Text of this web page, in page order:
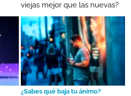
viejas mejor que las nuevas?
¿Sabes qué baja tu ánimo?